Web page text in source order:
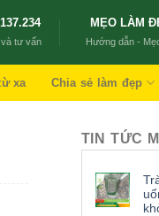
tư vấn
MẸO LÀM
Hướng dẫn -
xa Chia sẻ làm đẹp
TIN TỨC